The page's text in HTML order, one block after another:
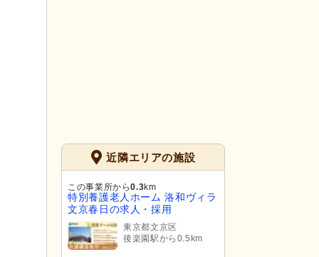
近隣エリアの施設
この事業所から0.3km
特別養護老人ホーム 洛和ヴィラ
文京春日の求人・採用
東京都文京区
後楽園駅から0.5km